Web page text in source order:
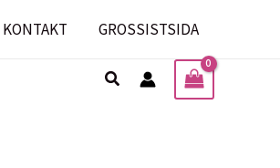
KONTAKT GROSSISTSIDA
Sök